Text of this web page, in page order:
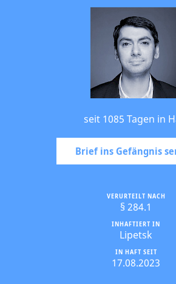
seit 1085 Tagen in
Brief ins Gefängnis
IN HAFT SEIT
17.08.2023
INHAFTIERT IN
Lipetsk
VERURTEILT NACH
§ 284.1